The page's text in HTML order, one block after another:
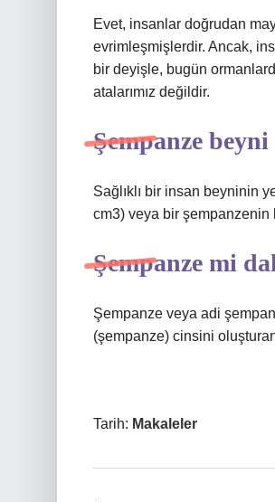
Evet, insanlar doğrudan
evrimleşmişlerdir. Ancak,
bir deyişle, bugün
atalarımız değildir.
Şempanze
Sağlıklı bir insan beyninin
cm3) veya bir şempanzenin
Şempanze mi
Şempanze veya adi
(şempanze) cinsini
Tarih: Makaleler